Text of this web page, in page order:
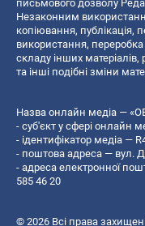
письмового дозволу
Незаконним
копiювання, публiкацiя,
використання,
складу інших
та інші подібні зміни
Назва онлайн медіа —
- суб'єкт у сфері онлайн
- ідентифікатор медіа —
- поштова адреса — вул.
- адреса електронної
585 46 20
© 2026 Всі права